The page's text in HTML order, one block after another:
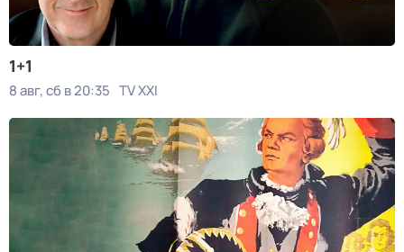
1+1
8 авг, сб в 20:35 TV XXI